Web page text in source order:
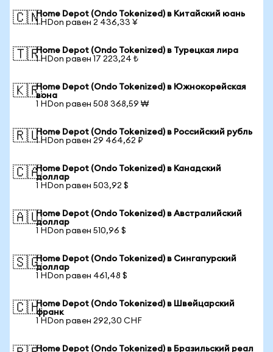
🇨🇳Home Depot (Ondo Tokenized) в Китайский юань
1 HDon равен 2 436,33 ¥
🇹🇷Home Depot (Ondo Tokenized) в Турецкая лира
1 HDon равен 17 223,24 ₺
🇰🇷Home Depot (Ondo Tokenized) в Южнокорейская
вона
1 HDon равен 508 368,59 ₩
🇷🇺Home Depot (Ondo Tokenized) в Российский рубль
1 HDon равен 29 464,62 ₽
🇨🇦Home Depot (Ondo Tokenized) в Канадский
доллар
1 HDon равен 503,92 $
🇦🇺Home Depot (Ondo Tokenized) в Австралийский
доллар
1 HDon равен 510,96 $
🇸🇬Home Depot (Ondo Tokenized) в Сингапурский
доллар
1 HDon равен 461,48 $
🇨🇭Home Depot (Ondo Tokenized) в Швейцарский
франк
1 HDon равен 292,30 CHF
Home Depot (Ondo Tokenized) в Бразильский реал